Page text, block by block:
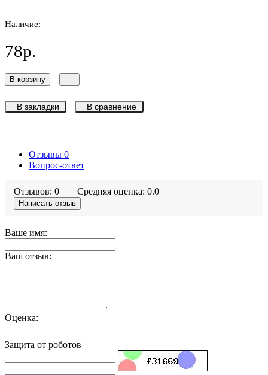
Наличие:
78р.
В корзину
В закладки В сравнение
Отзывы 0
Вопрос-ответ
Отзывов: 0 Средняя оценка: 0.0
Написать отзыв
Ваше имя:
Ваш отзыв:
Оценка:
Защита от роботов